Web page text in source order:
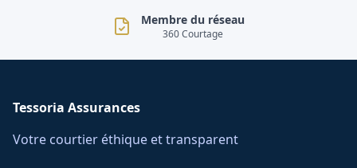
Membre du réseau
360 Courtage
Tessoria Assurances
Votre courtier éthique et transparent